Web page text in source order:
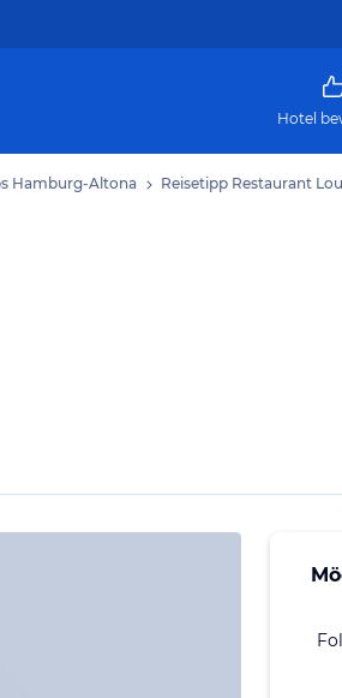
Hotel
Hamburg-Altona Reisetipp Restaurant